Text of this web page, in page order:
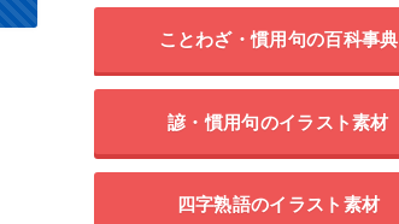
ことわざ・慣用句の百科事典
諺・慣用句のイラスト素材
四字熟語のイラスト素材